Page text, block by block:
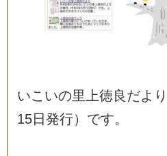
いこ いの里 上徳良だよ り
15日 発行） です。